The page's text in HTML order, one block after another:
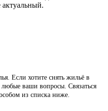
Если хотите снять жильё в
любые ваши вопросы. Связаться
из списка ниже.